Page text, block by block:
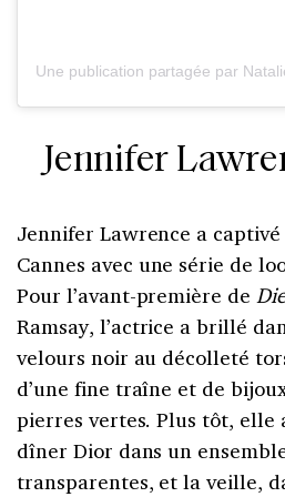
Jennifer
Jennifer Lawrence a
Cannes avec une série de
Pour l’avant-première de
Ramsay, l’actrice a brillé
velours noir au décolleté
d’une fine traîne et de
pierres vertes. Plus tôt, elle
dîner Dior dans un
transparentes, et la veille,